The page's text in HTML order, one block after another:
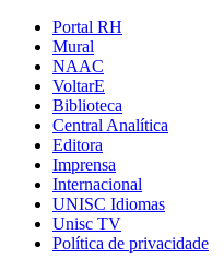
Portal RH
Mural
NAAC
VoltarE
Biblioteca
Central Analítica
Editora
Imprensa
Internacional
UNISC Idiomas
Unisc TV
Política de privacidade